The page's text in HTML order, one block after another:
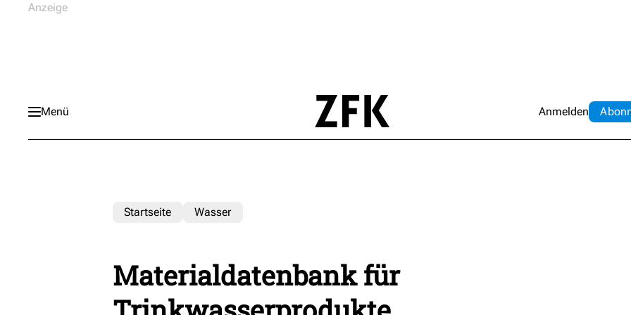
Menü Anmelden Abo
Startseite Wasser
Materialdatenbank für